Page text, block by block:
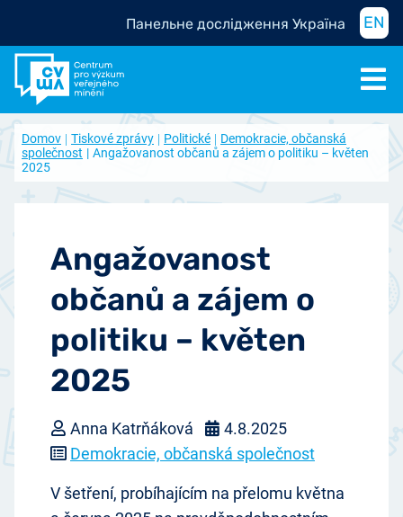
Панельне дослідження Україна EN
Domov Tiskové zprávy Politické
Demokracie, občanská
společnost
Angažovanost občanů a zájem o politiku – květen
2025
Angažovanost
občanů a zájem o
politiku – květen
2025
Anna Katrňáková
4.8.2025
Demokracie, občanská společnost
V šetření, probíhajícím na přelomu května